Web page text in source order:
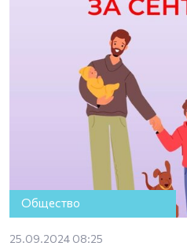
Общество
25.09.2024 08:25